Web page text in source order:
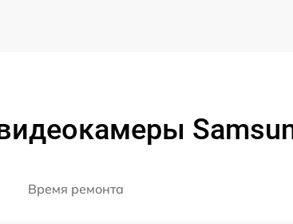
Время ремонта